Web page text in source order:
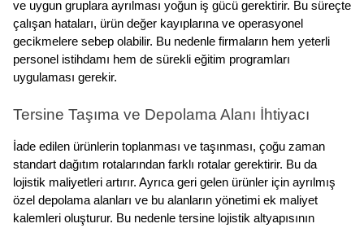
ve uygun gruplara ayrılması yoğun iş gücü gerektirir. Bu süreçte
çalışan hataları, ürün değer kayıplarına ve operasyonel
gecikmelere sebep olabilir. Bu nedenle firmaların hem yeterli
personel istihdamı hem de sürekli eğitim programları
uygulaması gerekir.
Tersine Taşıma ve Depolama Alanı İhtiyacı
İade edilen ürünlerin toplanması ve taşınması, çoğu zaman
standart dağıtım rotalarından farklı rotalar gerektirir. Bu da
lojistik maliyetleri artırır. Ayrıca geri gelen ürünler için ayrılmış
özel depolama alanları ve bu alanların yönetimi ek maliyet
kalemleri oluşturur. Bu nedenle tersine lojistik altyapısının